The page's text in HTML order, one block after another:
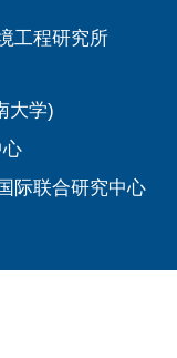
工程研究所
大学)
际联合研究中心